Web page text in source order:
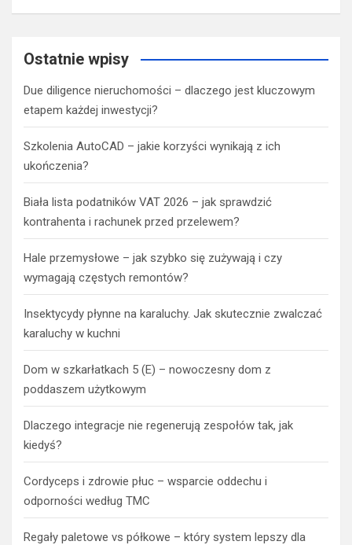
Ostatnie wpisy
Due diligence nieruchomości – dlaczego jest kluczowym
etapem każdej inwestycji?
Szkolenia AutoCAD – jakie korzyści wynikają z ich
ukończenia?
Biała lista podatników VAT 2026 – jak sprawdzić
kontrahenta i rachunek przed przelewem?
Hale przemysłowe – jak szybko się zużywają i czy
wymagają częstych remontów?
Insektycydy płynne na karaluchy. Jak skutecznie zwalczać
karaluchy w kuchni
Dom w szkarłatkach 5 (E) – nowoczesny dom z
poddaszem użytkowym
Dlaczego integracje nie regenerują zespołów tak, jak
kiedyś?
Cordyceps i zdrowie płuc – wsparcie oddechu i
odporności według TMC
Regały paletowe vs półkowe – który system lepszy dla